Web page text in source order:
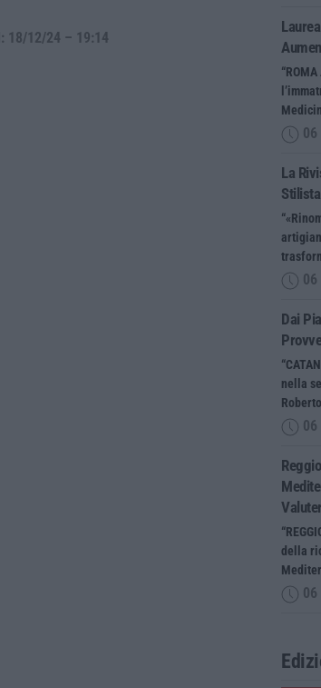
18/12/24 – 19:14
06
La
06
Dai
nella
06
della
06